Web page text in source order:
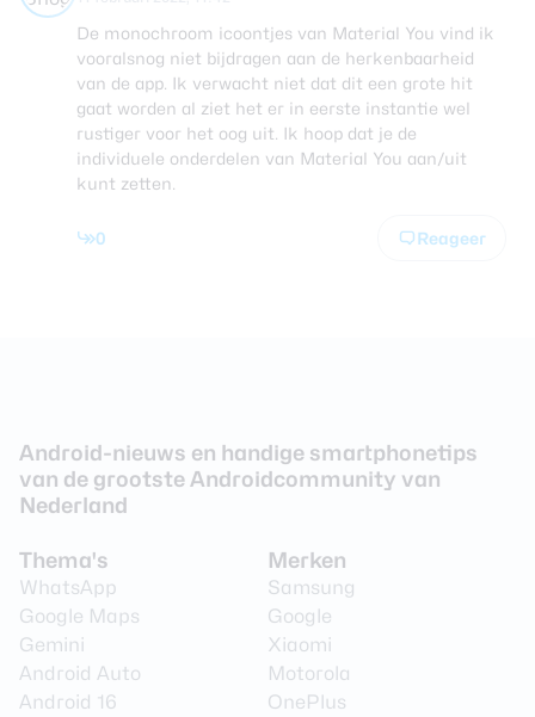
De monochroom icoontjes van Material You vind ik
vooralsnog niet bijdragen aan de herkenbaarheid
van de app. Ik verwacht niet dat dit een grote hit
gaat worden al ziet het er in eerste instantie wel
rustiger voor het oog uit. Ik hoop dat je de
individuele onderdelen van Material You aan/uit
kunt zetten.
0 Reageer
Android-nieuws en handige smartphonetips
van de grootste Androidcommunity van
Nederland
Thema's
WhatsApp
Google Maps
Gemini
Android Auto
Android 16
Merken
Samsung
Google
Xiaomi
Motorola
OnePlus